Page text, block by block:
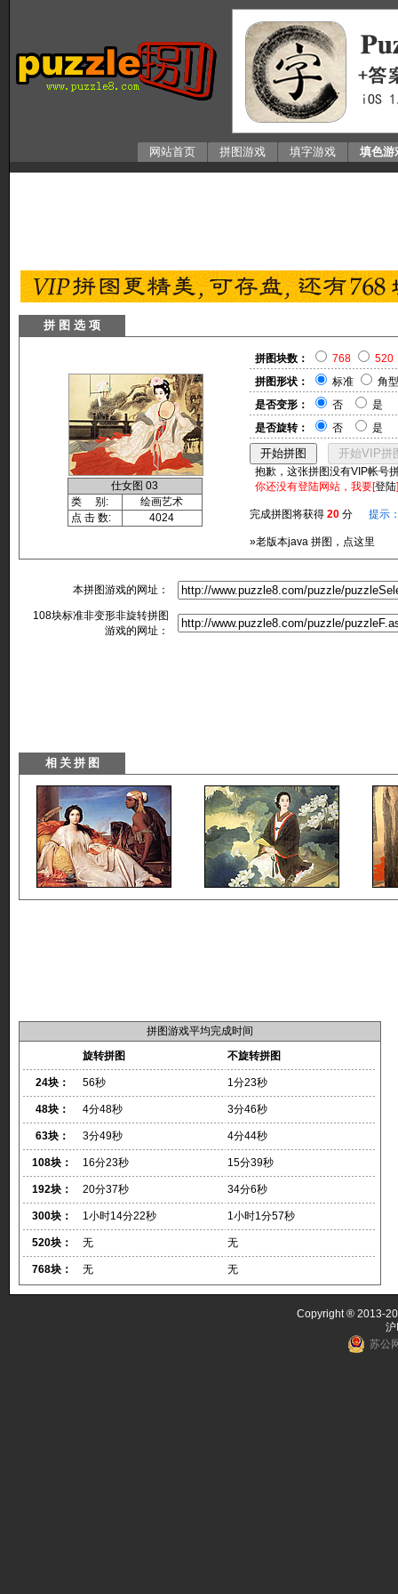
网站首页 拼图游戏 填字游戏 填色游
拼 图 选 项
仕女图 03
类 别:
绘画艺术
点 击 数:
4024
拼图块数： 768
520
拼图形状：
标准
角型
是否变形：
否
是
是否旋转：
否 是
抱歉，这张拼图没有VIP帐号
你还没有登陆网站，我要[登陆
完成拼图将获得 20 分 提示
»老版本java 拼图，点这里
本拼图游戏的网址：
108块标准非变形非旋转拼图
游戏的网址：
拼图游戏平均完成时间
旋转拼图
不旋转拼图
24块： 56秒 1分23秒
48块： 4分48秒 3分46秒
63块： 3分49秒 4分44秒
108块： 16分23秒 15分39秒
192块： 20分37秒 34分6秒
300块： 1小时14分22秒 1小时1分57秒
520块： 无 无
768块： 无 无
Copyright ® 2013-
苏公